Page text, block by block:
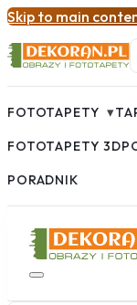
Skip to main
FOTOTAPETY ▾
FOTOTAPETY 3D
PORADNIK